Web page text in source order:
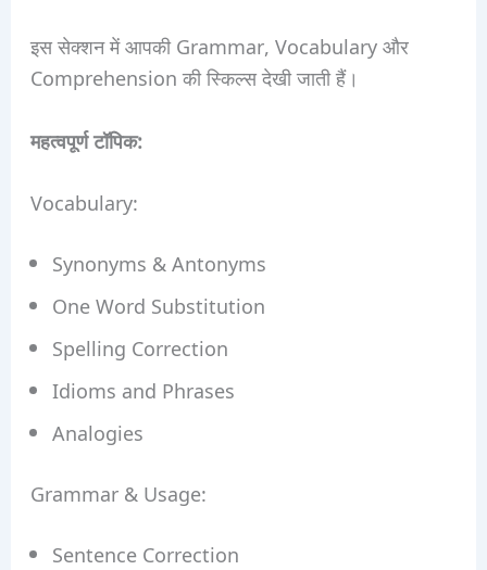
इस सेक्शन में आपकी Grammar, Vocabulary और
Comprehension की स्किल्स देखी जाती हैं।
महत्वपूर्ण टॉपिक:
Vocabulary:
Synonyms & Antonyms
One Word Substitution
Spelling Correction
Idioms and Phrases
Analogies
Grammar & Usage:
Sentence Correction